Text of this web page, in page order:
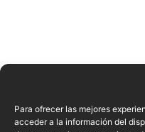
Para ofrecer las mejores
acceder a la información del